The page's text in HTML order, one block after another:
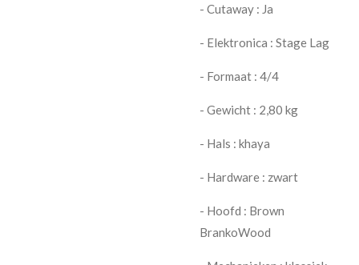
- Cutaway : Ja
- Elektronica : Stage Lag
- Formaat : 4/4
- Gewicht : 2,80 kg
- Hals : khaya
- Hardware : zwart
- Hoofd : Brown
BrankoWood